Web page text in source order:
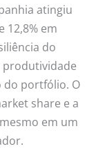
atingiu
12,8% em
do
produtividade
do portfólio. O
share e a
em um